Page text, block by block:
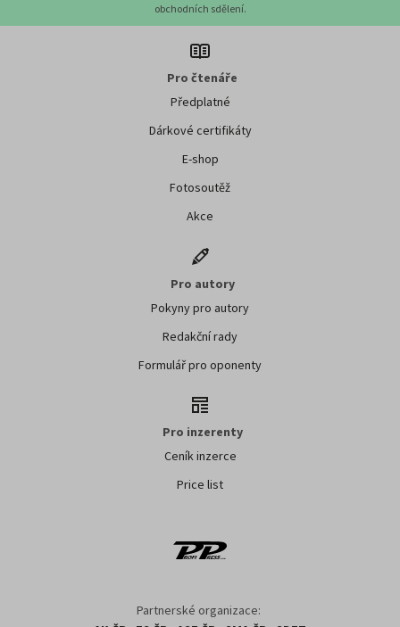
obchodních sdělení.
Pro čtenáře
Předplatné
Dárkové certifikáty
E-shop
Fotosoutěž
Akce
Pro autory
Pokyny pro autory
Redakční rady
Formulář pro oponenty
Pro inzerenty
Ceník inzerce
Price list
Partnerské organizace: